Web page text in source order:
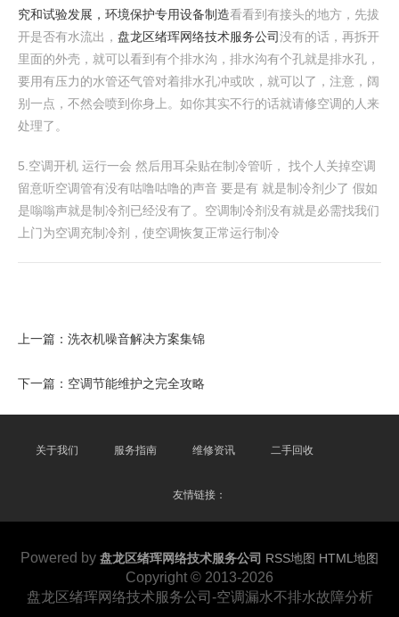
究和试验发展，环境保护专用设备制造看看到有接头的地方，先拔
开是否有水流出， 盘龙区绪珲网络技术服务公司没有的话，再拆开
里面的外壳，就可以看到有个排水沟，排水沟有个孔就是排水孔，
要用有压力的水管还气管对着排水孔冲或吹，就可以了，注意，阔
别一点，不然会喷到你身上。如你其实不行的话就请修空调的人来
处理了。
5.空调开机 运行一会 然后用耳朵贴在制冷管听， 找个人关掉空调
留意听空调管有没有咕噜咕噜的声音 要是有 就是制冷剂少了 假如
是嗡嗡声就是制冷剂已经没有了。空调制冷剂没有就是必需找我们
上门为空调充制冷剂，使空调恢复正常运行制冷
上一篇： 洗衣机噪音解决方案集锦
下一篇： 空调节能维护之完全攻略
关于我们 服务指南 维修资讯 二手回收
友情链接：
Powered by 盘龙区绪珲网络技术服务公司 RSS地图 HTML地图
Copyright © 2013-2026
盘龙区绪珲网络技术服务公司-空调漏水不排水故障分析